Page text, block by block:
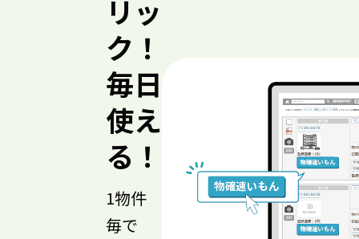
リッ
ク！
毎日
使え
る！
1物件
毎で